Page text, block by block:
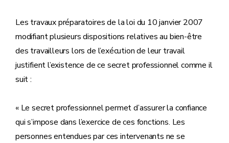
Les travaux préparatoires de la loi du 10 janvier 2007
modifiant plusieurs dispositions relatives au bien-être
des travailleurs lors de l’exécution de leur travail
justifient l’existence de ce secret professionnel comme il
suit :
« Le secret professionnel permet d’assurer la confiance
qui s’impose dans l’exercice de ces fonctions. Les
personnes entendues par ces intervenants ne se